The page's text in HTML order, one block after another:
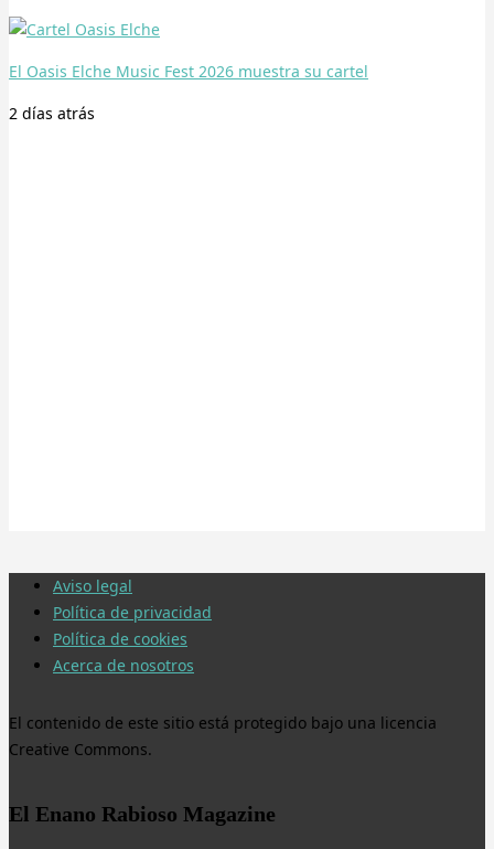
El Oasis Elche Music Fest 2026 muestra su cartel
2 días atrás
Aviso legal
Política de privacidad
Política de cookies
Acerca de nosotros
El contenido de este sitio está protegido bajo una licencia
Creative Commons.
El Enano Rabioso Magazine